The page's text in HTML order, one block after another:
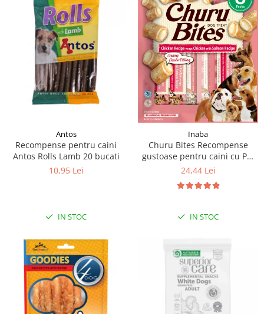
Antos
Recompense pentru caini
Antos Rolls Lamb 20 bucati
10,95 Lei
IN STOC
Inaba
Churu Bites Recompense
gustoase pentru caini cu Pui
si somon 8 x 12 g
24,44 Lei
IN STOC